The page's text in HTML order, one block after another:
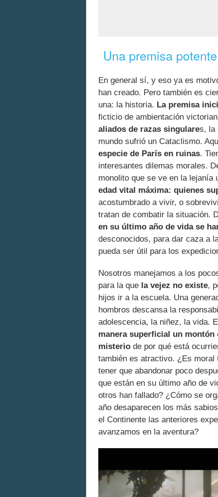
Una premisa
En general sí, y eso ya es
han creado. Pero también es
una: la historia. La premisa
ficticio de ambientación
aliados de razas singulares, la
mundo sufrió un Cataclismo.
especie de París en ruinas.
interesantes dilemas morales.
monolito que se ve en la
edad vital máxima: quienes
acostumbrado a vivir, o
tratan de combatir la situación.
en su último año de vida se
desconocidos, para dar caza a
pueda ser útil para los
Nosotros manejamos a los
para la que la vejez no existe,
hijos ir a la escuela. Una
hombros descansa la
adolescencia, la niñez, la vida.
manera superficial un
misterio de por qué está
también es atractivo. ¿Es moral
tener que abandonar poco
que están en su último año de
otros han fallado? ¿Cómo se
año desaparecen los más
el Continente las anteriores
avanzamos en la aventura?